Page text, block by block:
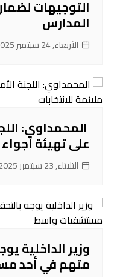
التوجيهات
المدارس
الأربعاء, 24 سبتمبر 2025, 11:54
المحمداوي:
على تهيئة أجواء
الثلاثاء, 23 سبتمبر 2025, 23:54
‌وزير الداخلية
متهم في أحد